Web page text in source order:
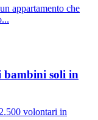
appartamento che
bambini soli in
volontari in